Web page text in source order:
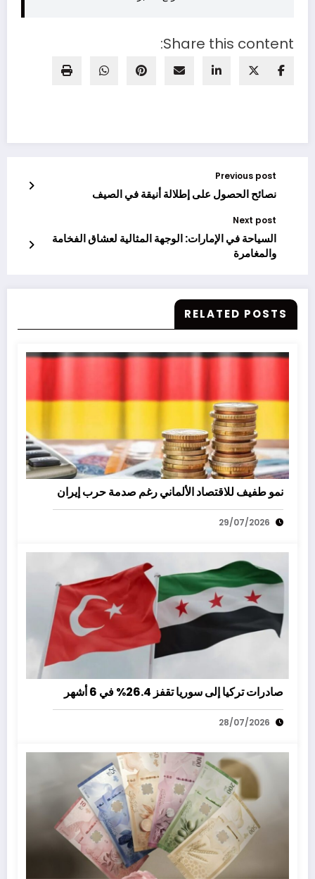
Share this content:
Previous post
نصائح الحصول على إطلالة أنيقة في الصيف
Next post
السياحة في الإمارات: الوجهة المثالية لعشاق الفخامة
والمغامرة
RELATED POSTS
نمو طفيف للاقتصاد الألماني رغم صدمة حرب إيران
29/07/2026
صادرات تركيا إلى سوريا تقفز 26.4% في 6 أشهر
28/07/2026